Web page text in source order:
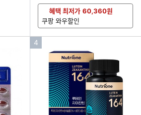
혜택 최저가 60,360원
쿠팡 와우할인
인
4